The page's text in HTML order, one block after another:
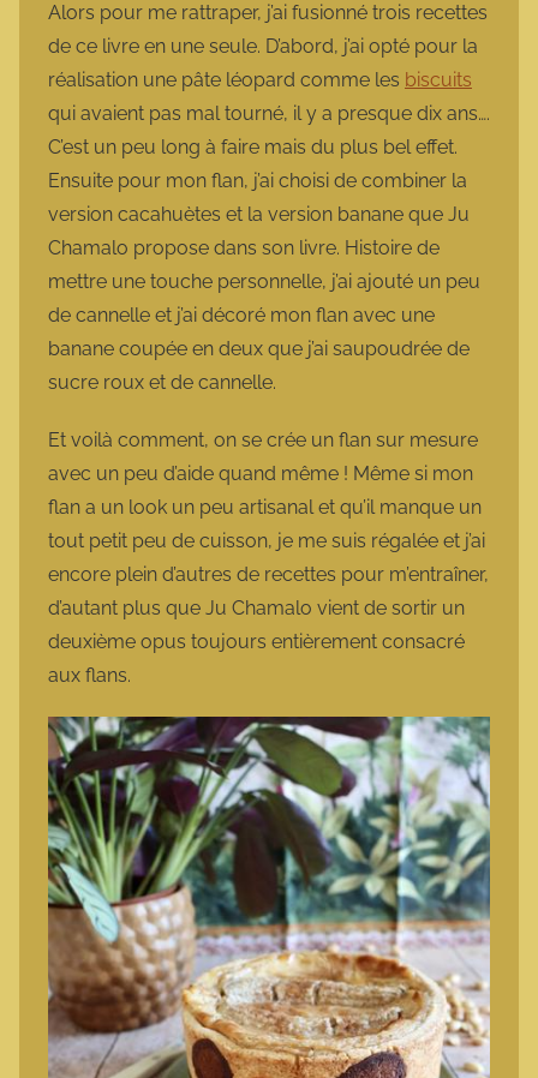
Alors pour me rattraper, j’ai fusionné trois recettes
de ce livre en une seule. D’abord, j’ai opté pour la
réalisation une pâte léopard comme les biscuits
qui avaient pas mal tourné, il y a presque dix ans….
C’est un peu long à faire mais du plus bel effet.
Ensuite pour mon flan, j’ai choisi de combiner la
version cacahuètes et la version banane que Ju
Chamalo propose dans son livre. Histoire de
mettre une touche personnelle, j’ai ajouté un peu
de cannelle et j’ai décoré mon flan avec une
banane coupée en deux que j’ai saupoudrée de
sucre roux et de cannelle.
Et voilà comment, on se crée un flan sur mesure
avec un peu d’aide quand même ! Même si mon
flan a un look un peu artisanal et qu’il manque un
tout petit peu de cuisson, je me suis régalée et j’ai
encore plein d’autres de recettes pour m’entraîner,
d’autant plus que Ju Chamalo vient de sortir un
deuxième opus toujours entièrement consacré
aux flans.